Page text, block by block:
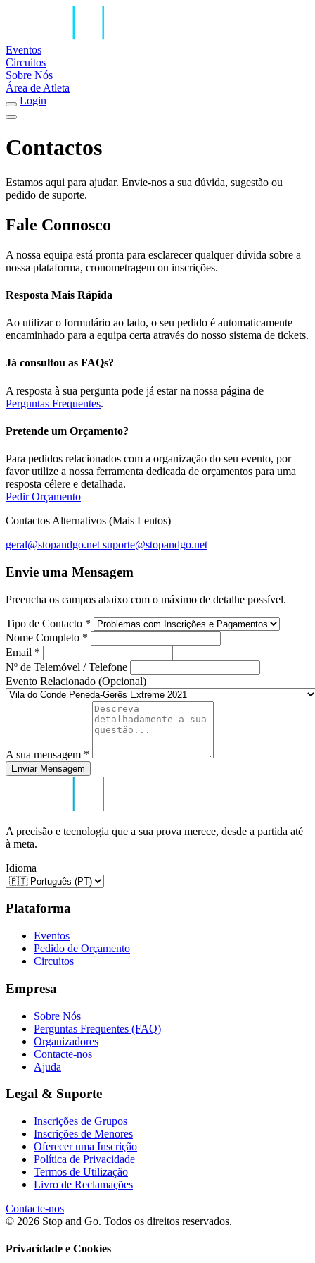
Eventos
Circuitos
Sobre Nós
Área de Atleta
Login
Contactos
Estamos aqui para ajudar. Envie-nos a sua dúvida, sugestão ou
pedido de suporte.
Fale Connosco
A nossa equipa está pronta para esclarecer qualquer dúvida sobre a
nossa plataforma, cronometragem ou inscrições.
Resposta Mais Rápida
Ao utilizar o formulário ao lado, o seu pedido é automaticamente
encaminhado para a equipa certa através do nosso sistema de tickets.
Já consultou as FAQs?
A resposta à sua pergunta pode já estar na nossa página de
Perguntas Frequentes.
Pretende um Orçamento?
Para pedidos relacionados com a organização do seu evento, por
favor utilize a nossa ferramenta dedicada de orçamentos para uma
resposta célere e detalhada.
Pedir Orçamento
Contactos Alternativos (Mais Lentos)
geral@stopandgo.net suporte@stopandgo.net
Envie uma Mensagem
Preencha os campos abaixo com o máximo de detalhe possível.
Tipo de Contacto *
Nome Completo *
Email *
Nº de Telemóvel / Telefone
Evento Relacionado (Opcional)
A sua mensagem *
Enviar Mensagem
A precisão e tecnologia que a sua prova merece, desde a partida até
à meta.
Idioma
Plataforma
Eventos
Pedido de Orçamento
Circuitos
Empresa
Sobre Nós
Perguntas Frequentes (FAQ)
Organizadores
Contacte-nos
Ajuda
Legal & Suporte
Inscrições de Grupos
Inscrições de Menores
Oferecer uma Inscrição
Política de Privacidade
Termos de Utilização
Livro de Reclamações
Contacte-nos
© 2026 Stop and Go. Todos os direitos reservados.
Privacidade e Cookies